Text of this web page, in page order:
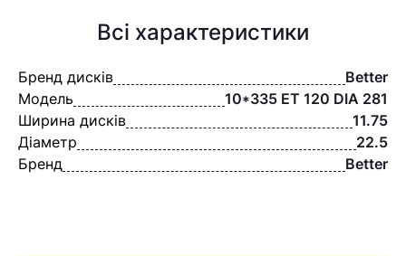
Всі характеристики
Бренд дисків
Better
Модель
10*335 ЕТ 120 DIA 281
Ширина дисків
11.75
Діаметр
22.5
Бренд
Better